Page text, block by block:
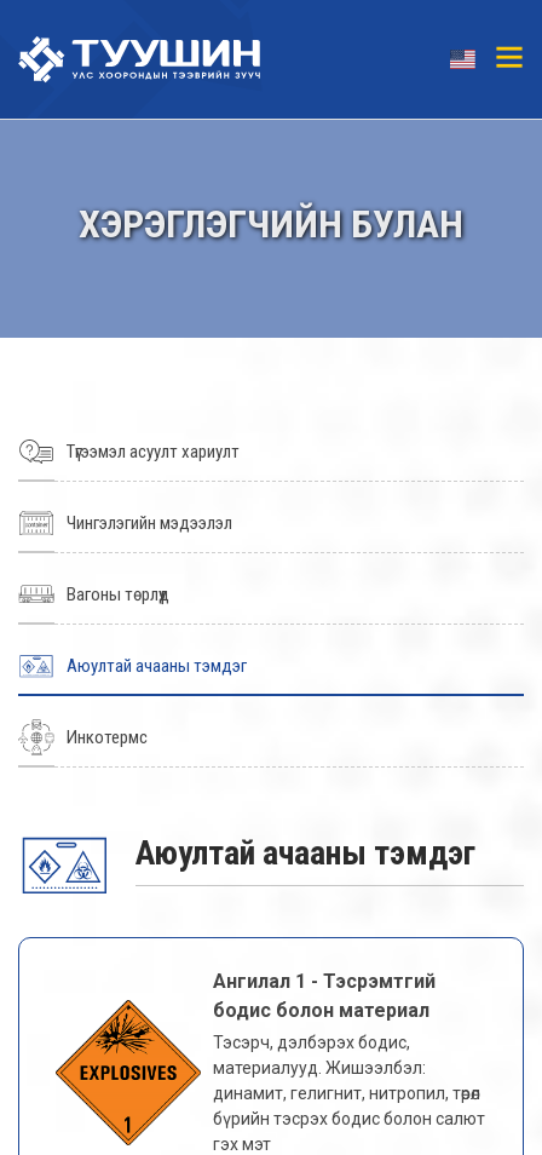
ХЭРЭГЛЭГЧИЙН БУЛАН
Түгээмэл асуулт хариулт
Чингэлэгийн мэдээлэл
Вагоны төрлүүд
Аюултай ачааны тэмдэг
Инкотермс
Аюултай ачааны тэмдэг
Ангилал 1 - Тэсрэмтгий
бодис болон материал
Тэсэрч, дэлбэрэх бодис,
материалууд. Жишээлбэл:
динамит, гелигнит, нитропил, төрөл
бүрийн тэсрэх бодис болон салют
гэх мэт